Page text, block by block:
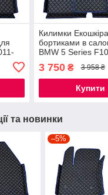
Килимки
бортиками в
BMW 5 Series
килимки
3 750₴ 3 958 ₴
Купити
та новинки
–5%